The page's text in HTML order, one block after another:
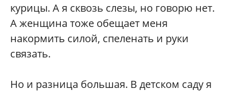
курицы. А я сквозь слезы, но говорю нет.
А женщина тоже обещает меня
накормить силой, спеленать и руки
связать.
Но и разница большая. В детском саду я